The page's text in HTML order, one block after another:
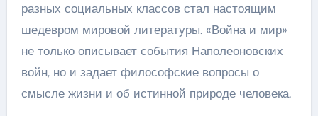
разных социальных классов стал настоящим
шедевром мировой литературы. «Война и мир»
не только описывает события Наполеоновских
войн, но и задает философские вопросы о
смысле жизни и об истинной природе человека.